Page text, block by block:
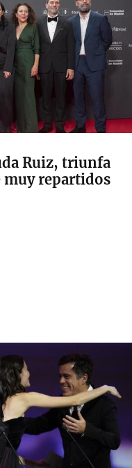
Ruiz, triunfa
muy repartidos